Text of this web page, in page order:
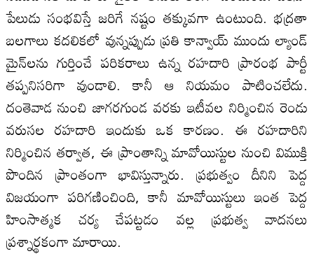
పేలుడు సంభవిస్తే జరిగే నష్టం తక్కువగా ఉంటుంది. భద్రతా
బలగాలు కదలికలో వున్నప్పుడు ప్రతి కాన్వాయ్ ముందు ల్యాండ్
మైన్‌లను గుర్తించే పరికరాలు ఉన్న రహదారి ప్రారంభ పార్టీ
తప్పనిసరిగా వుండాలి. కానీ ఆ నియమం పాటించలేదు.
దంతెవాడ నుంచి జాగరగుండ వరకు ఇటీవల నిర్మించిన రెండు
వరుసల రహదారి ఇందుకు ఒక కారణం. ఈ రహదారిని
నిర్మించిన తర్వాత, ఈ ప్రాంతాన్ని మావోయిస్టుల నుంచి విముక్తి
పొందిన ప్రాంతంగా భావిస్తున్నారు. ప్రభుత్వం దీనిని పెద్ద
విజయంగా పరిగణించింది, కానీ మావోయిస్టులు ఇంత పెద్ద
హింసాత్మక చర్య చేపట్టడం వల్ల ప్రభుత్వ వాదనలు
ప్రశ్నార్థకంగా మారాయి.